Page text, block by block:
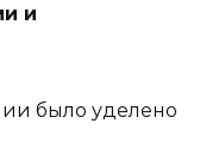
и
было уделено